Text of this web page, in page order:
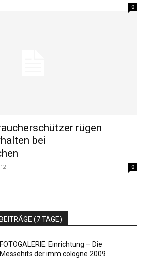
0
rügen
bei
0
(7 TAGE)
FOTOGALERIE: Einrichtung – Die
Messehits der imm cologne 2009